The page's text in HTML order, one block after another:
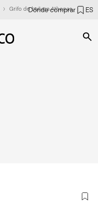
Dónde comprar ES
Grifo de bañera Athenas